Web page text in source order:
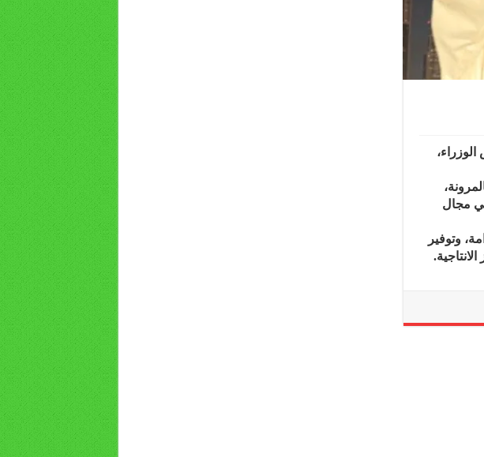
في مجال
وتوفير